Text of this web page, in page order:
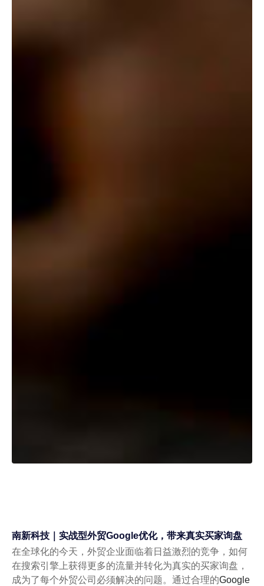
南新科技｜实战型外贸Google优化，带来真实买家询盘
在全球化的今天，外贸企业面临着日益激烈的竞争，如何
在搜索引擎上获得更多的流量并转化为真实的买家询盘，
成为了每个外贸公司必须解决的问题。通过合理的Google